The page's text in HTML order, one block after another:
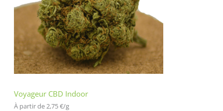
Voyageur CBD Indoor
À partir de 2,75€/g